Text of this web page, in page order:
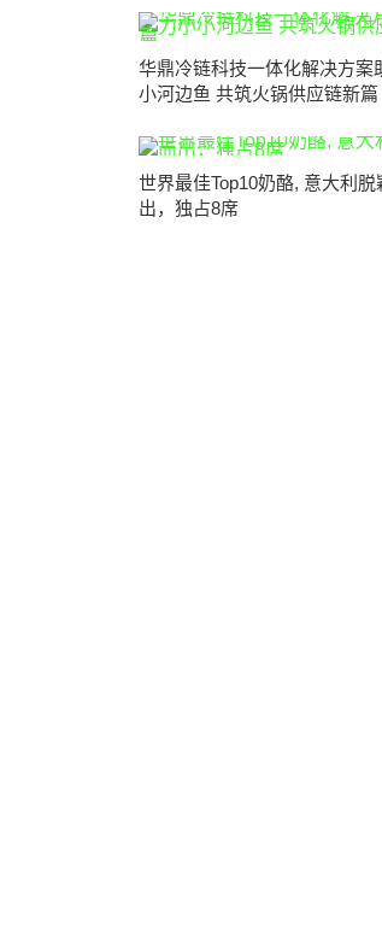
华鼎冷链科技一体化解决方案
小河边鱼 共筑火锅供应链新篇
世界最佳Top10奶酪, 意大利脱
出，独占8席